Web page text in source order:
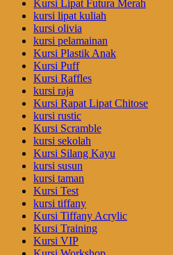
Kursi Lipat Futura Merah
kursi lipat kuliah
kursi olivia
kursi pelamainan
Kursi Plastik Anak
Kursi Puff
Kursi Raffles
kursi raja
Kursi Rapat Lipat Chitose
kursi rustic
Kursi Scramble
kursi sekolah
Kursi Silang Kayu
kursi susun
kursi taman
Kursi Test
kursi tiffany
Kursi Tiffany Acrylic
Kursi Training
Kursi VIP